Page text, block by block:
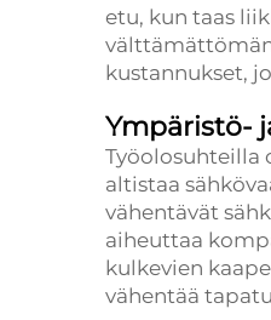
etu, kun taas
kustannukset,
Ympäristö-
Työolosuhteilla
altistaa
vähentävät
aiheuttaa
kulkevien
vähentää